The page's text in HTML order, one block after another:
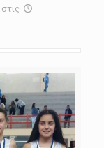
στις